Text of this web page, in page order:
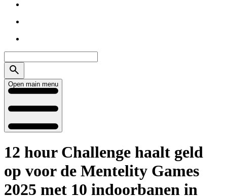
Open main menu
12 hour Challenge haalt geld
op voor de Mentelity Games
2025 met 10 indoorbanen in